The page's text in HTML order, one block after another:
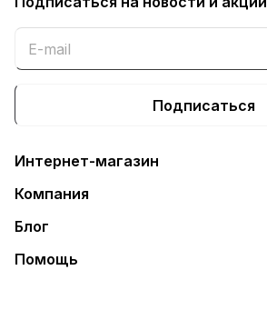
Подписаться
Интернет-магазин
Компания
Блог
Помощь